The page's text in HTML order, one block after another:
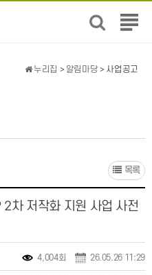
전
뉴
누리집 > 알림마당 > 사업공고
목록
차 저작화 지원 사업 사전
4,004회 26.05.26 11:29